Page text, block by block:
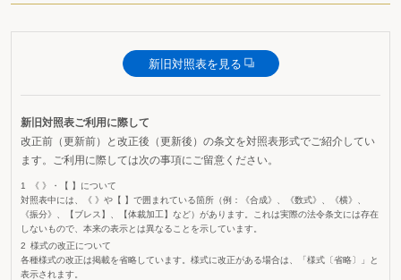
新旧対照表を見る
新旧対照表ご利用に際して
改正前（更新前）と改正後（更新後）の条文を対照表形式でご紹介してい
ます。ご利用に際しては次の事項にご留意ください。
《 》・【 】について
対照表中には、《 》や【 】で囲まれている箇所（例：《合成》、《数式》、《横》、
《振分》、【ブレス】、【体裁加工】など）があります。これは実際の法令条文には存在
しないもので、本来の表示とは異なることを示しています。
様式の改正について
各種様式の改正は掲載を省略しています。様式に改正がある場合は、「様式〔省略〕」と
表示されます。